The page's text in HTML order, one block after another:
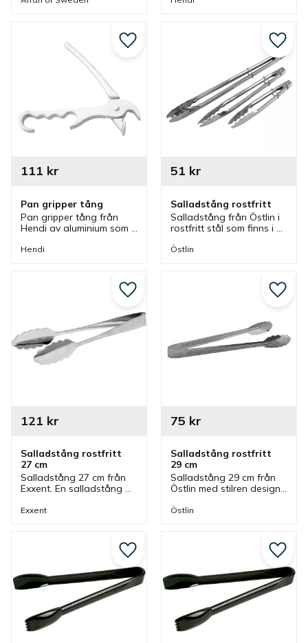
Pan gripper tång
Pan gripper tång från
Hendi av aluminium som
pizzaformar. Med tången
111 kr
Hendi
Lägg till i favoriter
Salladstång rostfritt
Salladstång från Östlin i
rostfritt stål som finns i
är bra till sallad men
51 kr
Östlin
Lägg
Salladstång rostfritt
27 cm
Salladstång 27 cm från
Exxent. En salladstång
rostfritt stål i ett stycke.
121 kr
Exxent
Lägg till i favoriter
Salladstång rostfritt
29 cm
Salladstång 29 cm från
Östlin med stilren design
rostfritt stål och passar
75 kr
Östlin
Lägg
Lägg till i favoriter Lägg